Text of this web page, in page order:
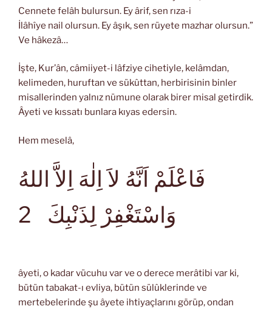
Cennete felâh bulursun. Ey ârif, sen rıza-i
İlâhîye nail olursun. Ey âşık, sen rüyete mazhar olursun.”
Ve hâkezâ…
İşte, Kur’ân, câmiiyet-i lâfziye cihetiyle, kelâmdan,
kelimeden, huruftan ve sükûttan, herbirisinin binler
misallerinden yalnız nümune olarak birer misal getirdik.
Âyeti ve kıssatı bunlara kıyas edersin.
Hem meselâ,
فَاعْلَمْ اَنَّهُ لاَ اِلٰهَ اِلاَّ اللهُ
وَاسْتَغْفِرْ لِذَنْبِكَ
âyeti, o kadar vücuhu var ve o derece merâtibi var ki,
bütün tabakat-ı evliya, bütün sülûklerinde ve
mertebelerinde şu âyete ihtiyaçlarını görüp, ondan